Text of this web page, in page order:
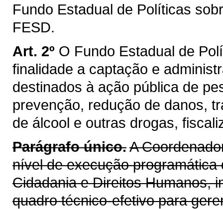
Fundo Estadual de Políticas
FESD.
Art. 2º O Fundo Estadual de
finalidade a captação e
destinados à ação pública de
prevenção, redução de danos,
de álcool e outras drogas,
Parágrafo único.A
nível de execução
Cidadania e Direitos Humanos,
quadro técnico-efetivo para